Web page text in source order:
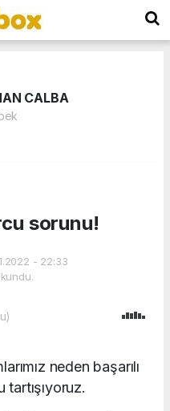
CALBA
sorunu!
- 22:33
neden başarılı
tartışıyoruz.